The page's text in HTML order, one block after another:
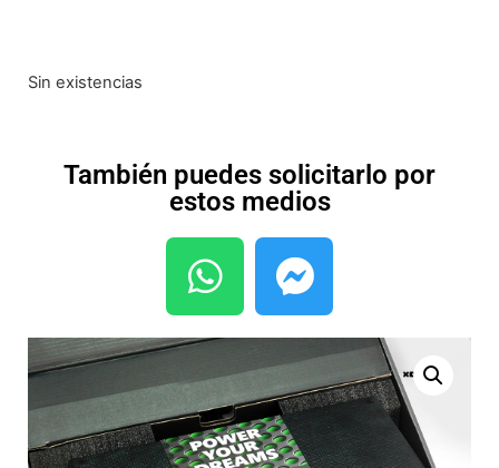
Sin existencias
También puedes solicitarlo por
estos medios